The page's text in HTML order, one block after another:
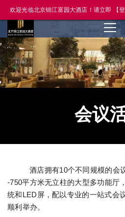
欢迎光临北京锦江富园大酒店！请立即 【
语言
会议
酒店拥有10个不同规模的会
-750平方米无立柱的大型多功能厅
统和LED屏，配以专业的一站式会
顺利举办。